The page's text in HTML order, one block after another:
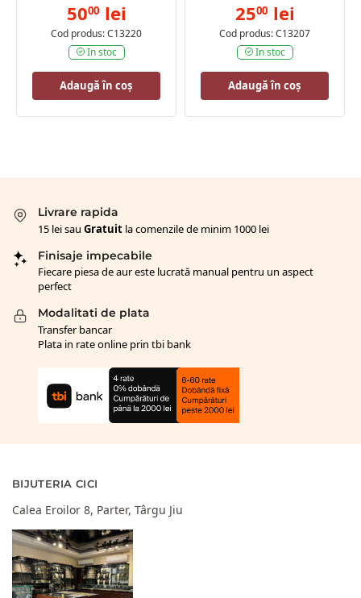
5000 lei
Cod produs: C13220
In stoc
Adaugă în coș
2500 lei
Cod produs: C13207
In stoc
Adaugă în coș
Livrare rapida
15 lei sau Gratuit la comenzile de minim 1000 lei
Finisaje impecabile
Fiecare piesa de aur este lucrată manual pentru un aspect
perfect
Modalitati de plata
Transfer bancar
Plata in rate online prin tbi bank
BIJUTERIA CICI
Calea Eroilor 8, Parter, Târgu Jiu